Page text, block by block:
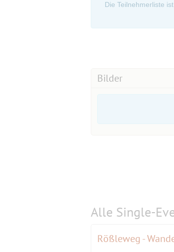
Die Teilnehmerliste
Bilder
Alle Single-
Rößleweg -